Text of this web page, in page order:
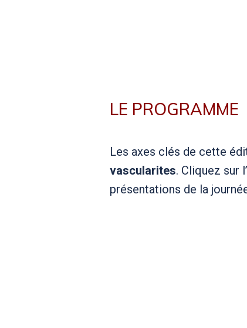
LE PROGRAMME
Les axes clés de cette
vascularites. Cliquez sur
présentations de la